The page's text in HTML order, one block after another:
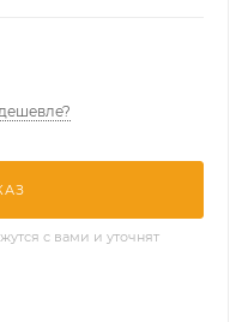
с вами и уточнят